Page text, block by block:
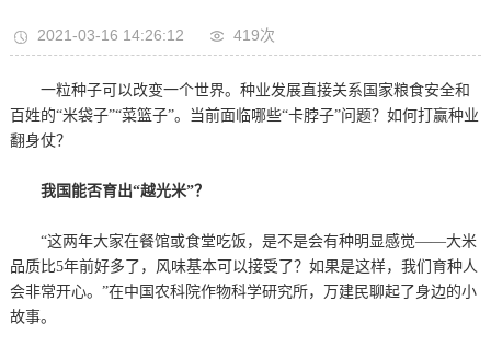
2021-03-16 14:26:12 419次
一粒种子可以改变一个世界。种业发展直接关系国家粮食安全和
百姓的“米袋子”“菜篮子”。当前面临哪些“卡脖子”问题？如何打赢种业
翻身仗？
我国能否育出“越光米”？
“这两年大家在餐馆或食堂吃饭，是不是会有种明显感觉——大米
品质比5年前好多了，风味基本可以接受了？如果是这样，我们育种人
会非常开心。”在中国农科院作物科学研究所，万建民聊起了身边的小
故事。